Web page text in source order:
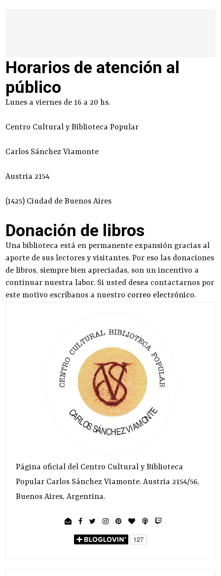
Horarios de atención al
público
Lunes a viernes de 16 a 20 hs.
Centro Cultural y Biblioteca Popular
Carlos Sánchez Viamonte
Austria 2154
(1425) Ciudad de Buenos Aires
Donación de libros
Una biblioteca está en permanente expansión gracias al
aporte de sus lectores y visitantes. Por eso las donaciones
de libros, siempre bien apreciadas, son un incentivo a
continuar nuestra labor. Si usted desea contactarnos por
este motivo escríbanos a nuestro correo electrónico.
Página oficial del Centro Cultural y Biblioteca
Popular Carlos Sánchez Viamonte. Austria 2154/56,
Buenos Aires, Argentina.